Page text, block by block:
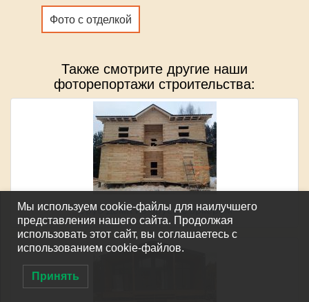
Фото с отделкой
Также смотрите другие наши
фоторепортажи строительства:
Сруб дома из бруса с эркером
Мы используем cookie-файлы для наилучшего
представления нашего сайта. Продолжая
использовать этот сайт, вы соглашаетесь с
использованием cookie-файлов.
Принять